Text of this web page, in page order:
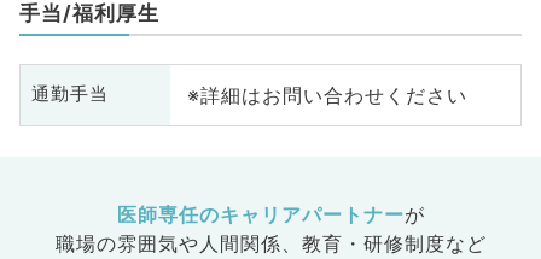
手当/福利厚生
通勤手当 ※詳細はお問い合わせください
医師専任のキャリアパートナーが
職場の雰囲気や人間関係、 教育・研修制度など